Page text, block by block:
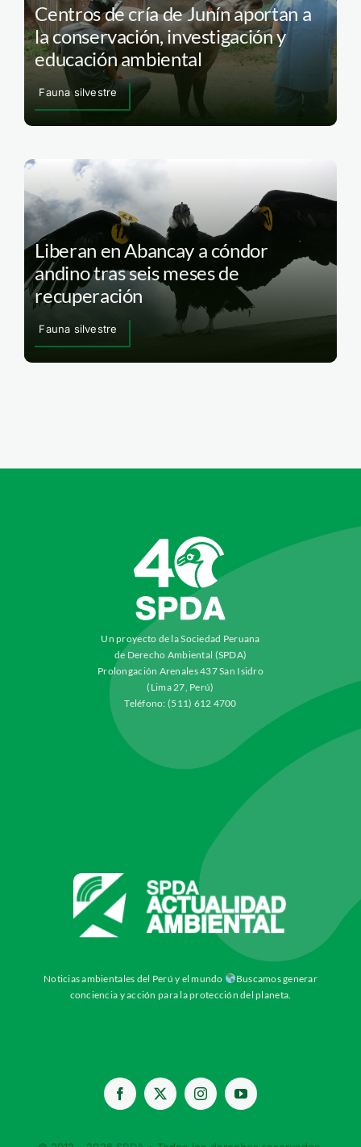
Centros de cría de Junín aportan a
la conservación, investigación y
educación ambiental
Fauna silvestre
Liberan en Abancay a cóndor
andino tras seis meses de
recuperación
Fauna silvestre
Un proyecto de la Sociedad Peruana
de Derecho Ambiental (SPDA)
Prolongación Arenales 437 San Isidro
(Lima 27, Perú)
Teléfono: (511) 612 4700
Noticias ambientales del Perú y el mundo
Buscamos generar
conciencia y acción para la protección del planeta.